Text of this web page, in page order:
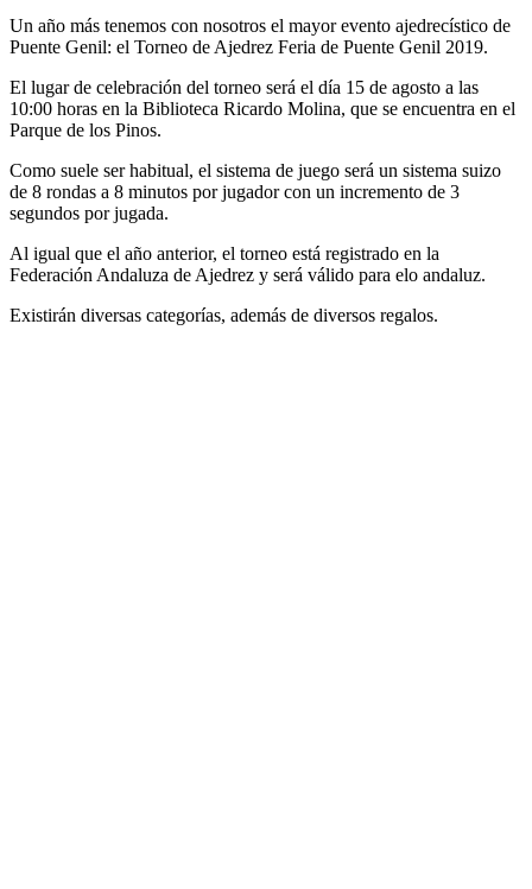
Un año más tenemos con nosotros el mayor evento ajedrecístico de
Puente Genil: el Torneo de Ajedrez Feria de Puente Genil 2019.
El lugar de celebración del torneo será el día 15 de agosto a las
10:00 horas en la Biblioteca Ricardo Molina, que se encuentra en el
Parque de los Pinos.
Como suele ser habitual, el sistema de juego será un sistema suizo
de 8 rondas a 8 minutos por jugador con un incremento de 3
segundos por jugada.
Al igual que el año anterior, el torneo está registrado en la
Federación Andaluza de Ajedrez y será válido para elo andaluz.
Existirán diversas categorías, además de diversos regalos.